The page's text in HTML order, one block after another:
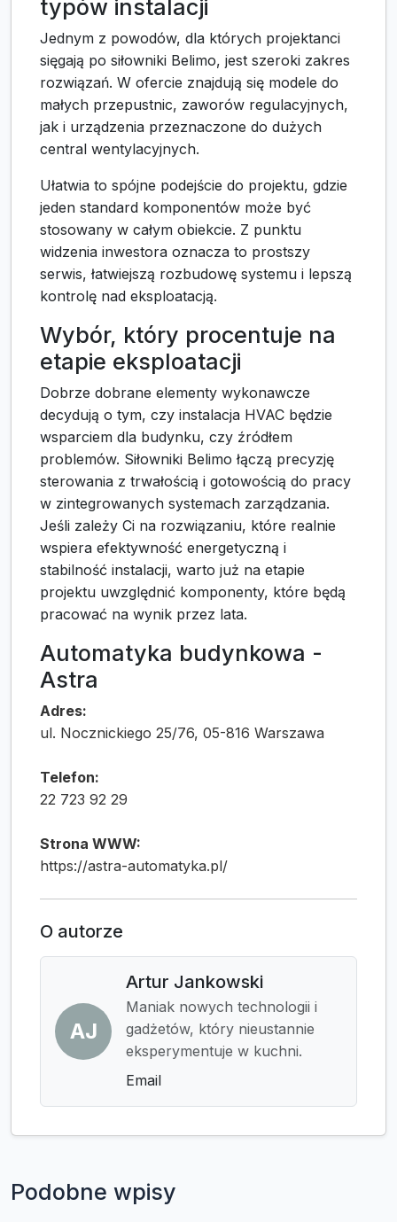
typów instalacji
Jednym z powodów, dla których projektanci
sięgają po siłowniki Belimo, jest szeroki zakres
rozwiązań. W ofercie znajdują się modele do
małych przepustnic, zaworów regulacyjnych,
jak i urządzenia przeznaczone do dużych
central wentylacyjnych.
Ułatwia to spójne podejście do projektu, gdzie
jeden standard komponentów może być
stosowany w całym obiekcie. Z punktu
widzenia inwestora oznacza to prostszy
serwis, łatwiejszą rozbudowę systemu i lepszą
kontrolę nad eksploatacją.
Wybór, który procentuje na
etapie eksploatacji
Dobrze dobrane elementy wykonawcze
decydują o tym, czy instalacja HVAC będzie
wsparciem dla budynku, czy źródłem
problemów. Siłowniki Belimo łączą precyzję
sterowania z trwałością i gotowością do pracy
w zintegrowanych systemach zarządzania.
Jeśli zależy Ci na rozwiązaniu, które realnie
wspiera efektywność energetyczną i
stabilność instalacji, warto już na etapie
projektu uwzględnić komponenty, które będą
pracować na wynik przez lata.
Automatyka budynkowa -
Astra
Adres:
ul. Nocznickiego 25/76, 05-816 Warszawa
Telefon:
22 723 92 29
Strona WWW:
https://astra-automatyka.pl/
O autorze
AJ
Artur Jankowski
Maniak nowych technologii i
gadżetów, który nieustannie
eksperymentuje w kuchni.
Email
Podobne wpisy